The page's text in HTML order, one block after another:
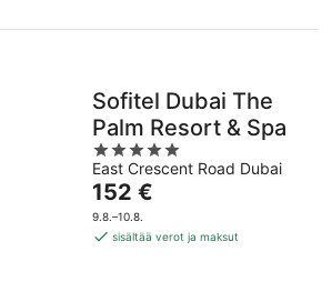
Sofitel Dubai The
Palm Resort & Spa
5
out
of
5
East Crescent Road Dubai
Hinta
on
152 €
152 €
9.8.–10.8.
sisältää verot ja maksut